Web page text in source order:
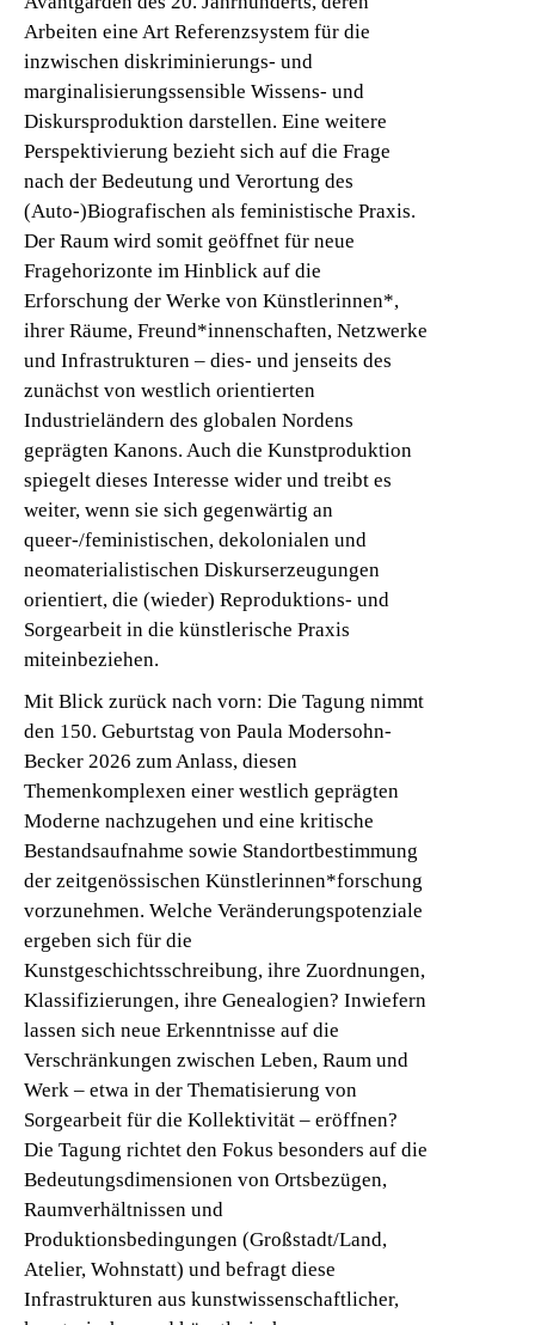
Arbeiten eine Art Referenzsystem für die
inzwischen diskriminierungs- und
marginalisierungssensible Wissens- und
Diskursproduktion darstellen. Eine weitere
Perspektivierung bezieht sich auf die Frage
nach der Bedeutung und Verortung des
(Auto-)Biografischen als feministische Praxis.
Der Raum wird somit geöffnet für neue
Fragehorizonte im Hinblick auf die
Erforschung der Werke von Künstlerinnen*,
ihrer Räume, Freund*innenschaften, Netzwerke
und Infrastrukturen – dies- und jenseits des
zunächst von westlich orientierten
Industrieländern des globalen Nordens
geprägten Kanons. Auch die Kunstproduktion
spiegelt dieses Interesse wider und treibt es
weiter, wenn sie sich gegenwärtig an
queer-/feministischen, dekolonialen und
neomaterialistischen Diskurserzeugungen
orientiert, die (wieder) Reproduktions- und
Sorgearbeit in die künstlerische Praxis
miteinbeziehen.
Mit Blick zurück nach vorn: Die Tagung nimmt
den 150. Geburtstag von Paula Modersohn-
Becker 2026 zum Anlass, diesen
Themenkomplexen einer westlich geprägten
Moderne nachzugehen und eine kritische
Bestandsaufnahme sowie Standortbestimmung
der zeitgenössischen Künstlerinnen*forschung
vorzunehmen. Welche Veränderungspotenziale
ergeben sich für die
Kunstgeschichtsschreibung, ihre Zuordnungen,
Klassifizierungen, ihre Genealogien? Inwiefern
lassen sich neue Erkenntnisse auf die
Verschränkungen zwischen Leben, Raum und
Werk – etwa in der Thematisierung von
Sorgearbeit für die Kollektivität – eröffnen?
Die Tagung richtet den Fokus besonders auf die
Bedeutungsdimensionen von Ortsbezügen,
Raumverhältnissen und
Produktionsbedingungen (Großstadt/Land,
Atelier, Wohnstatt) und befragt diese
Infrastrukturen aus kunstwissenschaftlicher,